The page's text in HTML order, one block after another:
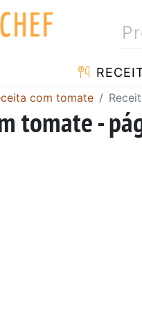
com tomate
tomate -